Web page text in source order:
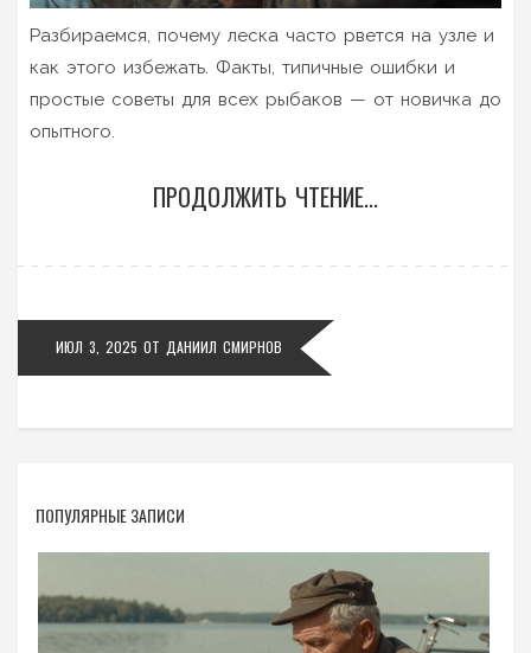
Разбираемся, почему леска часто рвется на узле и
как этого избежать. Факты, типичные ошибки и
простые советы для всех рыбаков — от новичка до
опытного.
ПРОДОЛЖИТЬ ЧТЕНИЕ...
ИЮЛ 3, 2025 ОТ ДАНИИЛ СМИРНОВ
ПОПУЛЯРНЫЕ ЗАПИСИ